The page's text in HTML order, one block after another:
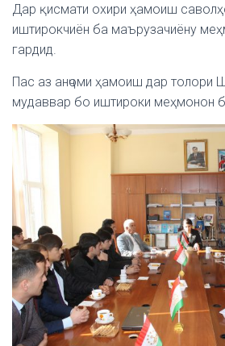
Дар қисмати охири ҳамоиш
иштирокчиён ба маърузачиёну
гардид.
Пас аз анҷоми ҳамоиш дар толори
мудаввар бо иштироки меҳмонон